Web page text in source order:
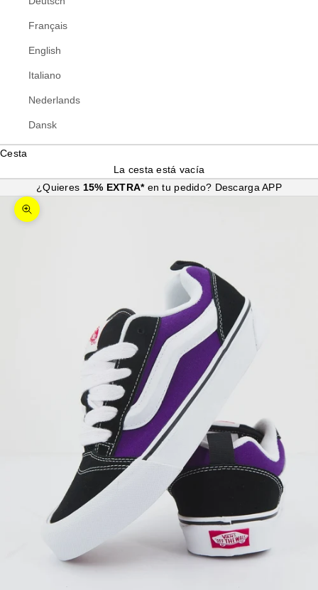
Français
English
Italiano
Nederlands
Dansk
Cesta
La cesta está vacía
¿Quieres 15% EXTRA* en tu pedido? Descarga APP
Zoom